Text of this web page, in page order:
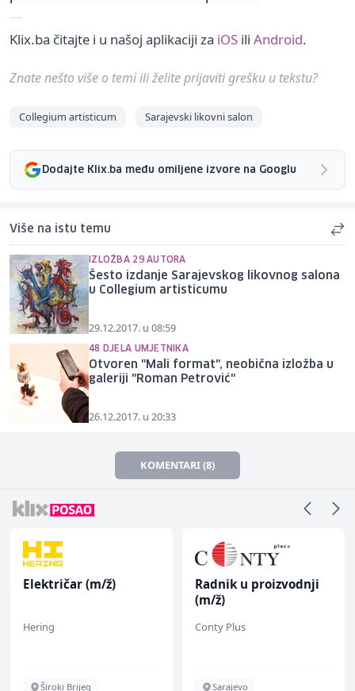
Klix.ba čitajte i u našoj aplikaciji za iOS ili Android.
Znate nešto više o temi ili želite prijaviti grešku u tekstu?
Collegium artisticum Sarajevski likovni salon
Dodajte Klix.ba među omiljene izvore na Googlu
Više na istu temu
IZLOŽBA 29 AUTORA
Šesto izdanje Sarajevskog likovnog salona
u Collegium artisticumu
29.12.2017. u 08:59
48 DJELA UMJETNIKA
Otvoren "Mali format", neobična izložba u
galeriji "Roman Petrović"
26.12.2017. u 20:33
KOMENTARI (8)
Električar (m/ž)
Hering
Široki Brijeg
Radnik u proizvodnji
(m/ž)
Conty Plus
Sarajevo